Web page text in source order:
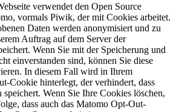
verwendet den Open Source
vormals Piwik, der mit Cookies arbeitet.
Daten werden anonymisiert und zu
Auftrag auf dem Server der
Wenn Sie mit der Speicherung und
einverstanden sind, können Sie diese
In diesem Fall wird in Ihrem
Cookie hinterlegt, der verhindert, dass
Wenn Sie Ihre Cookies löschen,
dass auch das Matomo Opt-Out-